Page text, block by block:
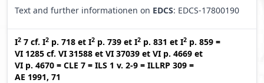
Text and further informationen on EDCS: EDCS-17800190
I2 7 cf. I2 p. 718 et I2 p. 739 et I2 p. 831 et I2 p. 859 =
VI 1285 cf. VI 31588 et VI 37039 et VI p. 4669 et
VI p. 4670 = CLE 7 = ILS 1 v. 2-9 = ILLRP 309 =
AE 1991, 71